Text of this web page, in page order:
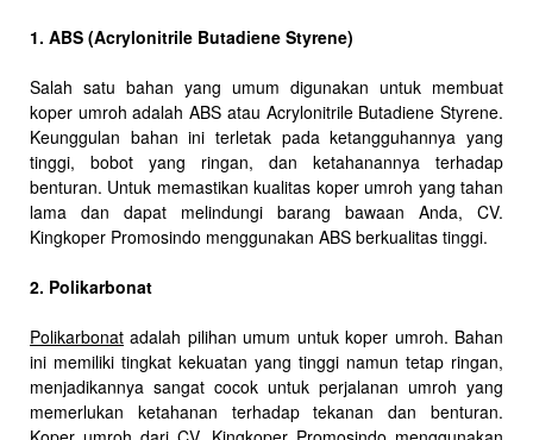
1. ABS (Acrylonitrile Butadiene Styrene)
Salah satu bahan yang umum digunakan untuk membuat
koper umroh adalah ABS atau Acrylonitrile Butadiene Styrene.
Keunggulan bahan ini terletak pada ketangguhannya yang
tinggi, bobot yang ringan, dan ketahanannya terhadap
benturan. Untuk memastikan kualitas koper umroh yang tahan
lama dan dapat melindungi barang bawaan Anda, CV.
Kingkoper Promosindo menggunakan ABS berkualitas tinggi.
2. Polikarbonat
Polikarbonat adalah pilihan umum untuk koper umroh. Bahan
ini memiliki tingkat kekuatan yang tinggi namun tetap ringan,
menjadikannya sangat cocok untuk perjalanan umroh yang
memerlukan ketahanan terhadap tekanan dan benturan.